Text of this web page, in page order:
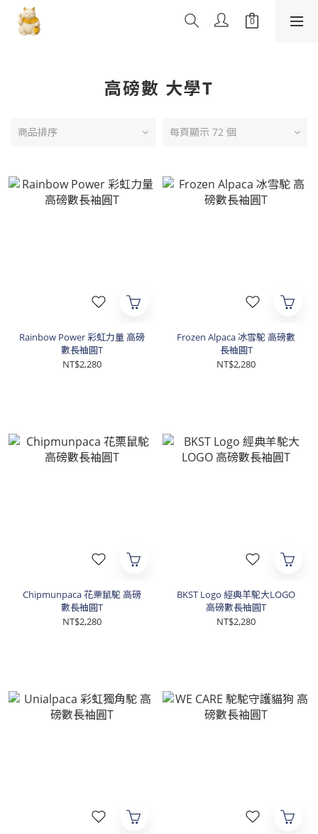
高磅數 大學T
商品排序 每頁顯示 72 個
Rainbow Power 彩虹力量 高磅
數長袖圓T
NT$2,280
Frozen Alpaca 冰雪駝 高磅數
長袖圓T
NT$2,280
Chipmunpaca 花栗鼠駝 高磅
數長袖圓T
NT$2,280
BKST Logo 經典羊駝大LOGO
高磅數長袖圓T
NT$2,280